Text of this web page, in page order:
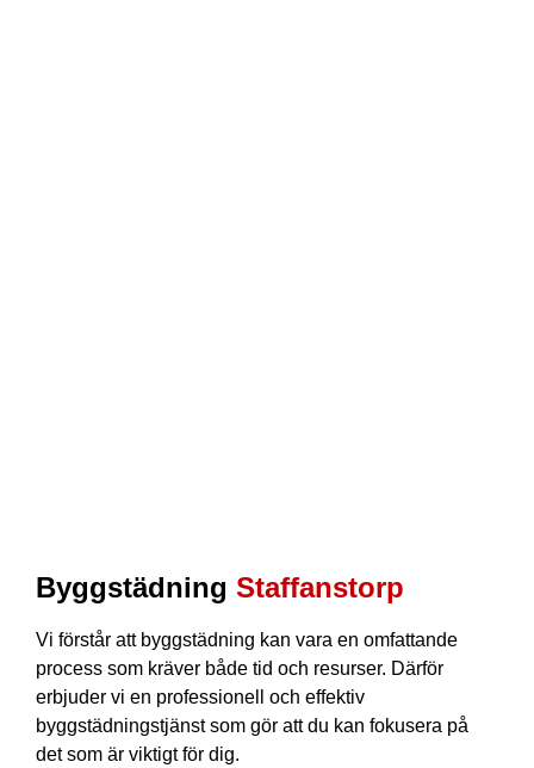
Byggstädning Staffanstorp
Vi förstår att byggstädning kan vara en omfattande
process som kräver både tid och resurser. Därför
erbjuder vi en professionell och effektiv
byggstädningstjänst som gör att du kan fokusera på
det som är viktigt för dig.